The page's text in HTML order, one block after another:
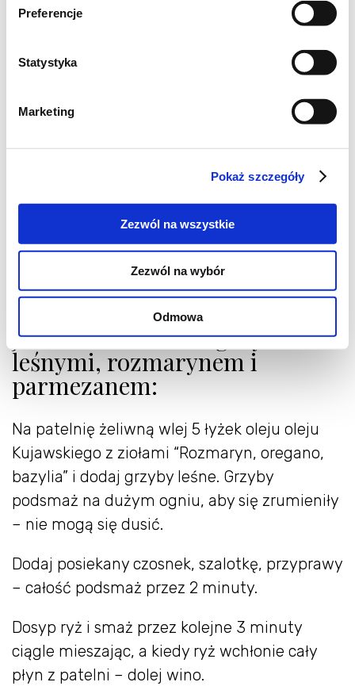
Preferencje
Statystyka
Marketing
Pokaż szczegóły
Zezwól na wszystkie
Zezwól na wybór
Odmowa
1 mała szalotka
1 lampka białego wytrawnego wina
1 szklanka mrożonych grzybów leśnych
3 gałązki tymianku
świeżo starta gałka muszkatołowa
1 łyżka soku z cytryny
200 ml mleka 3,2%
Jak zrobić risotto z grzybami
leśnymi, rozmarynem i
parmezanem:
Na patelnię żeliwną wlej 5 łyżek oleju oleju
Kujawskiego z ziołami “Rozmaryn, oregano,
bazylia” i dodaj grzyby leśne. Grzyby
podsmaż na dużym ogniu, aby się zrumieniły
– nie mogą się dusić.
Dodaj posiekany czosnek, szalotkę, przyprawy
– całość podsmaż przez 2 minuty.
Dosyp ryż i smaż przez kolejne 3 minuty
ciągle mieszając, a kiedy ryż wchłonie cały
płyn z patelni – dolej wino.